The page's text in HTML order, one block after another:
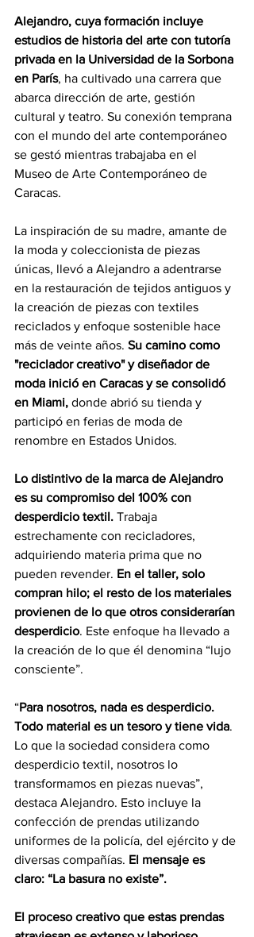
Alejandro, cuya formación incluye
estudios de historia del arte con tutoría
privada en la Universidad de la Sorbona
en París, ha cultivado una carrera que
abarca dirección de arte, gestión
cultural y teatro. Su conexión temprana
con el mundo del arte contemporáneo
se gestó mientras trabajaba en el
Museo de Arte Contemporáneo de
Caracas.
La inspiración de su madre, amante de
la moda y coleccionista de piezas
únicas, llevó a Alejandro a adentrarse
en la restauración de tejidos antiguos y
la creación de piezas con textiles
reciclados y enfoque sostenible hace
más de veinte años. Su camino como
"reciclador creativo" y diseñador de
moda inició en Caracas y se consolidó
en Miami, donde abrió su tienda y
participó en ferias de moda de
renombre en Estados Unidos.
Lo distintivo de la marca de Alejandro
es su compromiso del 100% con
desperdicio textil. Trabaja
estrechamente con recicladores,
adquiriendo materia prima que no
pueden revender. En el taller, solo
compran hilo; el resto de los materiales
provienen de lo que otros considerarían
desperdicio. Este enfoque ha llevado a
la creación de lo que él denomina “lujo
consciente”.
“Para nosotros, nada es desperdicio.
Todo material es un tesoro y tiene vida.
Lo que la sociedad considera como
desperdicio textil, nosotros lo
transformamos en piezas nuevas”,
destaca Alejandro. Esto incluye la
confección de prendas utilizando
uniformes de la policía, del ejército y de
diversas compañías. El mensaje es
claro: “La basura no existe”.
El proceso creativo que estas prendas